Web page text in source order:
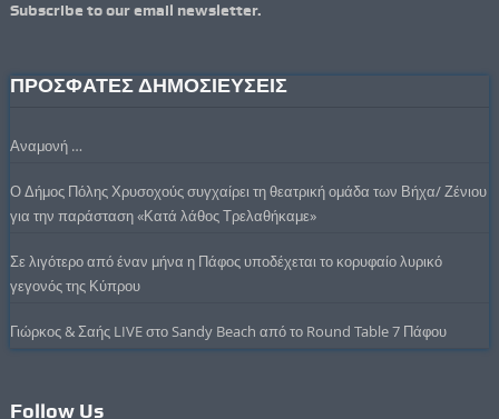
Subscribe to our email newsletter.
ΠΡΟΣΦΑΤΕΣ ΔΗΜΟΣΙΕΥΣΕΙΣ
Αναμονή …
Ο Δήμος Πόλης Χρυσοχούς συγχαίρει τη θεατρική ομάδα των Βήχα/ Ζένιου
για την παράσταση «Κατά λάθος Τρελαθήκαμε»
Σε λιγότερο από έναν μήνα η Πάφος υποδέχεται το κορυφαίο λυρικό
γεγονός της Κύπρου
Γιώρκος & Σαής LIVE στο Sandy Beach από το Round Table 7 Πάφου
Follow Us